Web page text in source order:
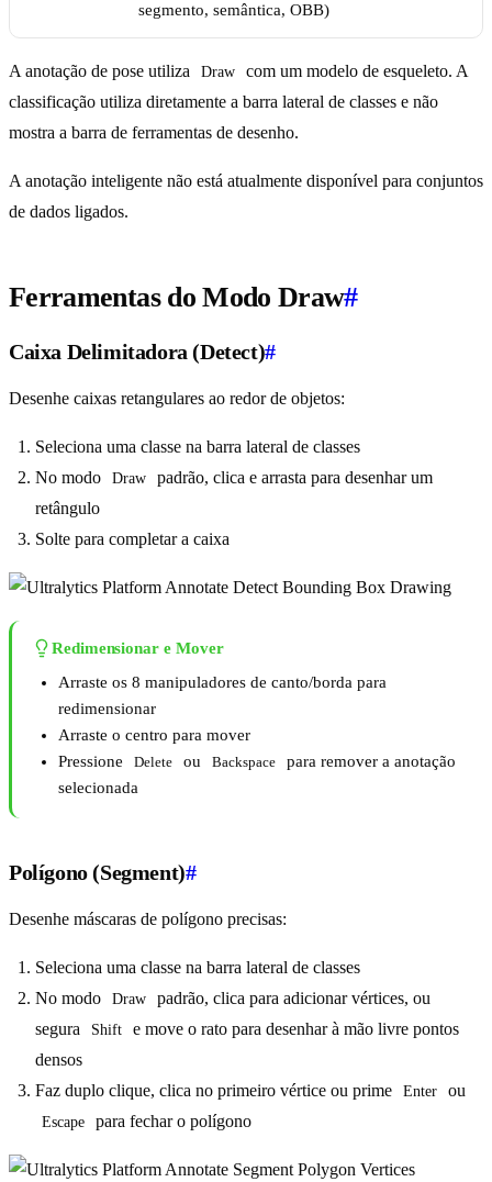
segmento, semântica, OBB)
A anotação de pose utiliza Draw
com um modelo de esqueleto. A
classificação utiliza diretamente a barra lateral de classes e não
mostra a barra de ferramentas de desenho.
A anotação inteligente não está atualmente disponível para conjuntos
de dados ligados.
Ferramentas do Modo Draw#
Caixa Delimitadora (Detect)#
Desenhe caixas retangulares ao redor de objetos:
Seleciona uma classe na barra lateral de classes
No modo
Draw
padrão, clica e arrasta para desenhar um
retângulo
Solte para completar a caixa
Redimensionar e Mover
Arraste os 8 manipuladores de canto/borda para
redimensionar
Arraste o centro para mover
Pressione
Delete ou Backspace
para remover a anotação
selecionada
Polígono (Segment)#
Desenhe máscaras de polígono precisas:
Seleciona uma classe na barra lateral de classes
No modo
Draw
padrão, clica para adicionar vértices, ou
segura
Shift
e move o rato para desenhar à mão livre pontos
densos
Faz duplo clique, clica no primeiro vértice ou prime
Enter ou
Escape para fechar o polígono